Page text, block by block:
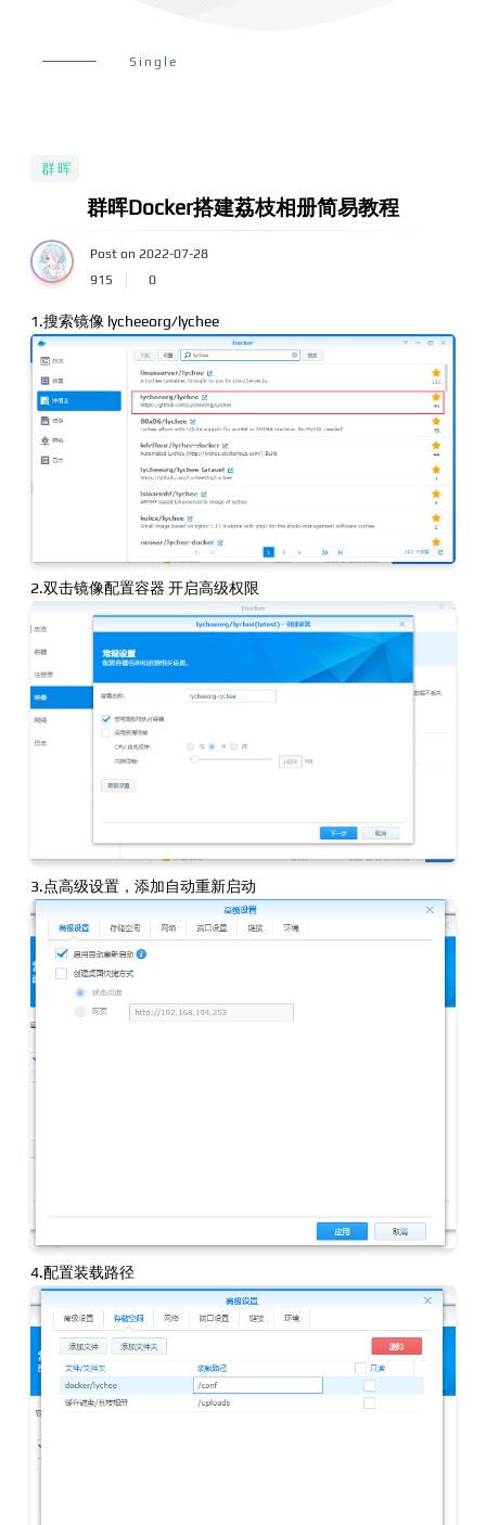
Single
群晖
群晖Docker搭建荔枝相册简易教程
Post on 2022-07-28
915
0
1.搜索镜像 lycheeorg/lychee
2.双击镜像配置容器 开启高级权限
3.点高级设置，添加自动重新启动
4.配置装载路径